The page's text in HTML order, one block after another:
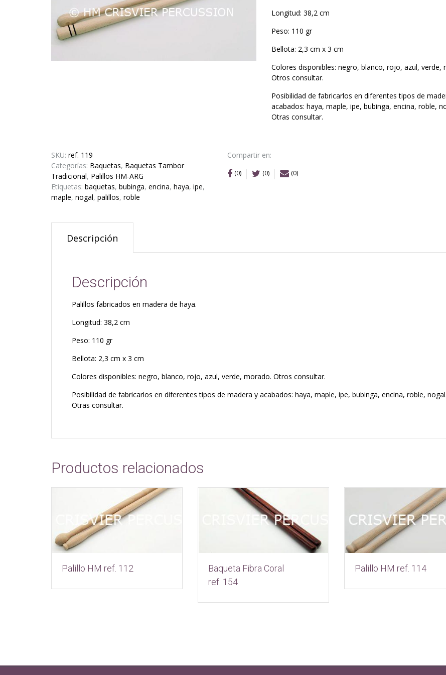
Longitud: 38,2 cm
Peso: 110 gr
Bellota: 2,3 cm x 3 cm
Colores disponibles: negro, blanco, rojo, azul, verde,
Otros consultar.
Posibilidad de fabricarlos en diferentes tipos de
acabados: haya, maple, ipe, bubinga, encina, roble,
Otras consultar.
SKU: ref. 119
Categorías: Baquetas, Baquetas Tambor
Tradicional, Palillos HM-ARG
Etiquetas: baquetas, bubinga, encina, haya, ipe,
maple, nogal, palillos, roble
Compartir en:
(0) (0) (0)
Descripción
Descripción
Palillos fabricados en madera de haya.
Longitud: 38,2 cm
Peso: 110 gr
Bellota: 2,3 cm x 3 cm
Colores disponibles: negro, blanco, rojo, azul, verde, morado. Otros consultar.
Posibilidad de fabricarlos en diferentes tipos de madera y acabados: haya, maple, ipe, bubinga, encina, roble, nogal.
Otras consultar.
Productos relacionados
Palillo HM ref. 112
Baqueta Fibra Coral
ref. 154
Palillo HM ref. 114